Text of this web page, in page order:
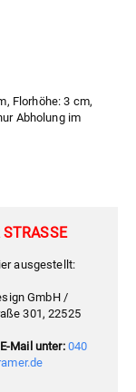
Florhöhe: 3 cm,
Abholung im
ausgestellt:
GmbH /
301, 22525
Mail unter: 040